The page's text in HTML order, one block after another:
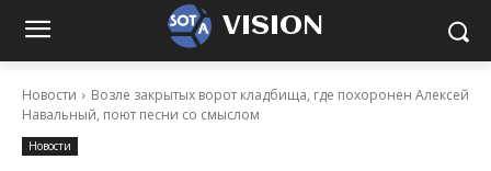
VISION
Новости
Возле закрытых ворот кладбища, где похоронен Алексей
Навальный, поют песни со смыслом
Новости